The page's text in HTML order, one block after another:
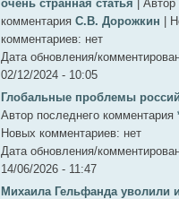
очень странная статья
Автор
комментария С.В. Дорожкин
комментариев: нет
Дата обновления/
02/12/2024 - 10:05
Глобальные проблемы
Автор последнего комментария
Новых комментариев: нет
Дата обновления/
14/06/2026 - 11:47
Михаила Гельфанда уволили